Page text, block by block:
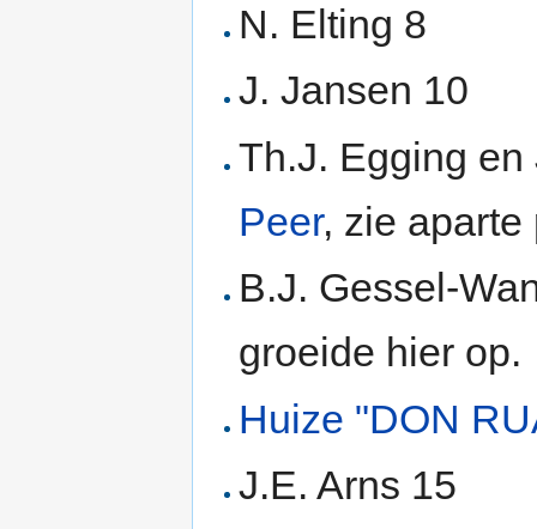
N. Elting 8
J. Jansen 10
Th.J. Egging
Peer, zie
B.J. Gessel-
groeide hier op.
Huize "DON
J.E. Arns 15